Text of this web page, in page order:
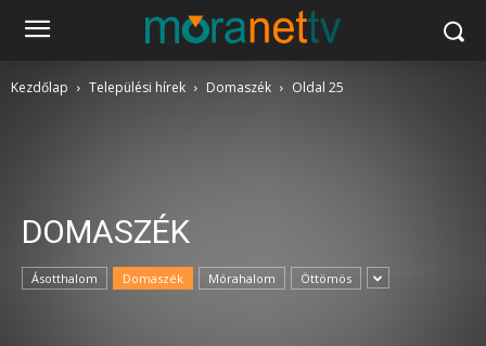
Kezdőlap Települési hírek Domaszék Oldal 25
DOMASZÉK
Ásotthalom Domaszék Mórahalom Öttömös